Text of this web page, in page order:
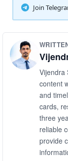
Join
Vijendra
content
and
cards,
three
reliable
provide